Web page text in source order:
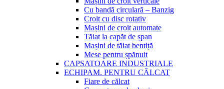
Cu bandă circulară – Banzig
Croit cu disc rotativ
Mașini de croit automate
Tăiat la capăt de șpan
Mașini de tăiat bentiță
Mese pentru șpănuit
CAPSATOARE INDUSTRIALE
ECHIPAM. PENTRU CĂLCAT
Fiare de călcat